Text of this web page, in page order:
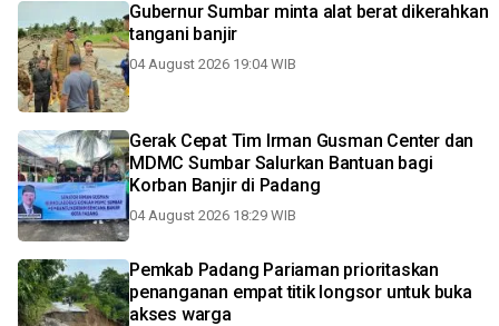
Gubernur Sumbar minta alat berat dikerahkan
tangani banjir
04 August 2026 19:04 WIB
Gerak Cepat Tim Irman Gusman Center dan
MDMC Sumbar Salurkan Bantuan bagi
Korban Banjir di Padang
04 August 2026 18:29 WIB
Pemkab Padang Pariaman prioritaskan
penanganan empat titik longsor untuk buka
akses warga